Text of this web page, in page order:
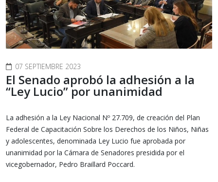
07 SEPTIEMBRE 2023
El Senado aprobó la adhesión a la
“Ley Lucio” por unanimidad
La adhesión a la Ley Nacional Nº 27.709, de creación del Plan
Federal de Capacitación Sobre los Derechos de los Niños, Niñas
y adolescentes, denominada Ley Lucio fue aprobada por
unanimidad por la Cámara de Senadores presidida por el
vicegobernador, Pedro Braillard Poccard.